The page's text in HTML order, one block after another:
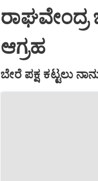
ರಾಘವೇಂದ್ರ
ಆಗ್ರಹ
ಬೇರೆ ಪಕ್ಷ ಕಟ್ಟಲು